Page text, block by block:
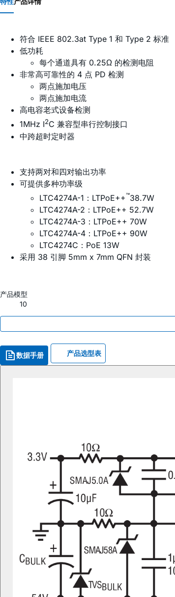
符合 IEEE 802.3at Type 1 和 Type 2 标准
低功耗
每个通道具有 0.25Ω 的检测电阻
非常高可靠性的 4 点 PD 检测
两点施加电压
两点施加电流
高电容老式设备检测
1MHz I2C 兼容型串行控制接口
中跨超时定时器
支持两对和四对输出功率
可提供多种功率级
LTC4274A-1：LTPoE++™38.7W
LTC4274A-2：LTPoE++ 52.7W
LTC4274A-3：LTPoE++ 70W
LTC4274A-4：LTPoE++ 90W
LTC4274C：PoE 13W
采用 38 引脚 5mm x 7mm QFN 封装
产品模型
10
数据手册 产品选型表